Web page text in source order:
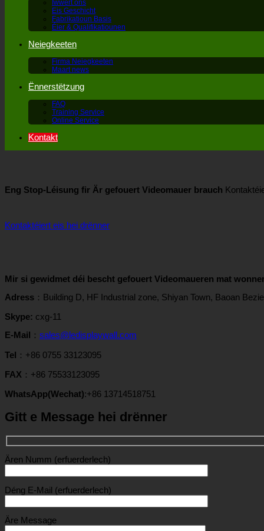
Iwwert ons
Eis Geschicht
Fabrikatioun Basis
Éier & Qualifikatiounen
Neiegkeeten
Firma Neiegkeeten
Maart news
Ënnerstëtzung
FAQ
Training Service
Online Service
Kontakt
Eng Stop-Léisung fir Är gefouert Videomauer brauch
Kontaktéiert eis hei drënner
Mir si gewidmet déi bescht gefouert Videomaueren mat
Adress ： Building D, HF Industrial zone, Shiyan Town, Baoan
Skype: cxg-11
E-Mail
： sales@ledisplaywall.com
Tel ：+86 0755 33123095
FAX ：+86 75533123095
WhatsApp(Wechat):+86 13714518751
Gitt e Message hei drënner
Ären Numm (erfuerderlech)
Déng E-Mail (erfuerderlech)
Äre Message